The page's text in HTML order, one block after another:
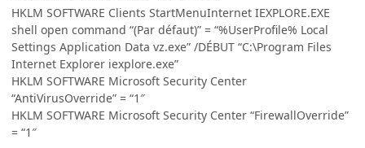
HKLM SOFTWARE Clients StartMenuInternet IEXPLORE.EXE
shell open command “(Par défaut)” = “%UserProfile% Local
Settings Application Data vz.exe” /DÉBUT “C:\Program Files
Internet Explorer iexplore.exe”
HKLM SOFTWARE Microsoft Security Center
“AntiVirusOverride” = “1″
HKLM SOFTWARE Microsoft Security Center “FirewallOverride”
= “1″